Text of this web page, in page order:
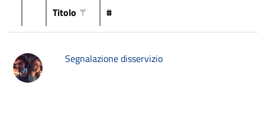
Titolo #
Segnalazione disservizio